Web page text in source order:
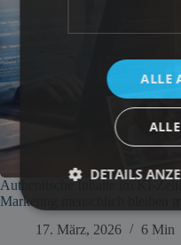
Authentische Inhalte im KI-
Marketing menschlich bleiben
17. März, 2026
6 Min
ALLE
DETAILS